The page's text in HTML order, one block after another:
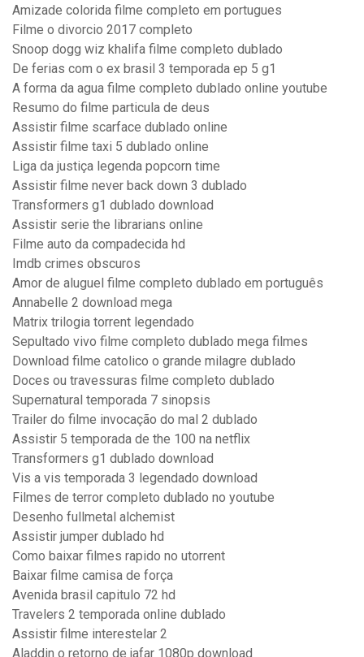
Amizade colorida filme completo em portugues
Filme o divorcio 2017 completo
Snoop dogg wiz khalifa filme completo dublado
De ferias com o ex brasil 3 temporada ep 5 g1
A forma da agua filme completo dublado online youtube
Resumo do filme particula de deus
Assistir filme scarface dublado online
Assistir filme taxi 5 dublado online
Liga da justiça legenda popcorn time
Assistir filme never back down 3 dublado
Transformers g1 dublado download
Assistir serie the librarians online
Filme auto da compadecida hd
Imdb crimes obscuros
Amor de aluguel filme completo dublado em português
Annabelle 2 download mega
Matrix trilogia torrent legendado
Sepultado vivo filme completo dublado mega filmes
Download filme catolico o grande milagre dublado
Doces ou travessuras filme completo dublado
Supernatural temporada 7 sinopsis
Trailer do filme invocação do mal 2 dublado
Assistir 5 temporada de the 100 na netflix
Transformers g1 dublado download
Vis a vis temporada 3 legendado download
Filmes de terror completo dublado no youtube
Desenho fullmetal alchemist
Assistir jumper dublado hd
Como baixar filmes rapido no utorrent
Baixar filme camisa de força
Avenida brasil capitulo 72 hd
Travelers 2 temporada online dublado
Assistir filme interestelar 2
Aladdin o retorno de jafar 1080p download